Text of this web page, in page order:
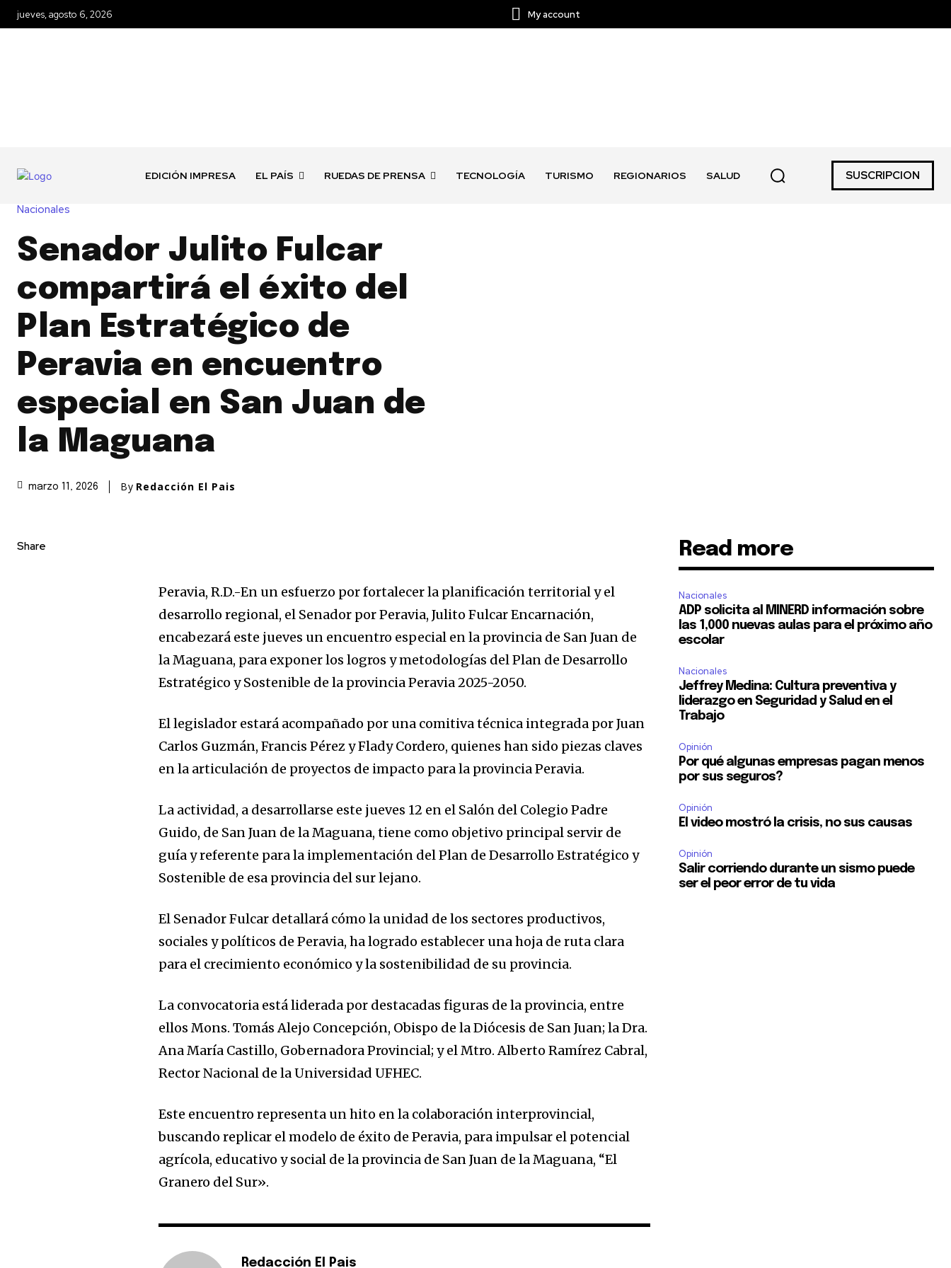
jueves, agosto 6, 2026 My account
EDICIÓN IMPRESA EL PAÍS RUEDAS DE PRENSA TECNOLOGÍA TURISMO REGIONARIOS SALUD SUSCRIPCION
Nacionales
Senador Julito Fulcar
compartirá el éxito del
Plan Estratégico de
Peravia en encuentro
especial en San Juan de
la Maguana
marzo 11, 2026 By Redacción El Pais
Share
Peravia, R.D.-En un esfuerzo por fortalecer la planificación territorial y el
desarrollo regional, el Senador por Peravia, Julito Fulcar Encarnación,
encabezará este jueves un encuentro especial en la provincia de San Juan de
la Maguana, para exponer los logros y metodologías del Plan de Desarrollo
Estratégico y Sostenible de la provincia Peravia 2025-2050.
El legislador estará acompañado por una comitiva técnica integrada por Juan
Carlos Guzmán, Francis Pérez y Flady Cordero, quienes han sido piezas claves
en la articulación de proyectos de impacto para la provincia Peravia.
La actividad, a desarrollarse este jueves 12 en el Salón del Colegio Padre
Guido, de San Juan de la Maguana, tiene como objetivo principal servir de
guía y referente para la implementación del Plan de Desarrollo Estratégico y
Sostenible de esa provincia del sur lejano.
El Senador Fulcar detallará cómo la unidad de los sectores productivos,
sociales y políticos de Peravia, ha logrado establecer una hoja de ruta clara
para el crecimiento económico y la sostenibilidad de su provincia.
La convocatoria está liderada por destacadas figuras de la provincia, entre
ellos Mons. Tomás Alejo Concepción, Obispo de la Diócesis de San Juan; la Dra.
Ana María Castillo, Gobernadora Provincial; y el Mtro. Alberto Ramírez Cabral,
Rector Nacional de la Universidad UFHEC.
Este encuentro representa un hito en la colaboración interprovincial,
buscando replicar el modelo de éxito de Peravia, para impulsar el potencial
agrícola, educativo y social de la provincia de San Juan de la Maguana, “El
Granero del Sur».
Redacción El Pais
Read more
Nacionales
ADP solicita al MINERD información sobre
las 1,000 nuevas aulas para el próximo año
escolar
Nacionales
Jeffrey Medina: Cultura preventiva y
liderazgo en Seguridad y Salud en el
Trabajo
Opinión
Por qué algunas empresas pagan menos
por sus seguros?
Opinión
El video mostró la crisis, no sus causas
Opinión
Salir corriendo durante un sismo puede
ser el peor error de tu vida